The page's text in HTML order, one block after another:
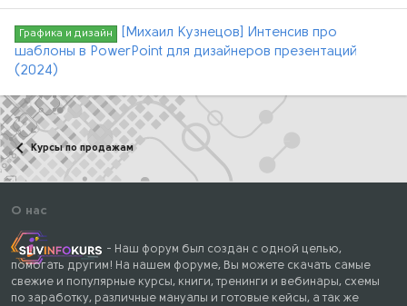
Графика и дизайн
[Михаил Кузнецов] Интенсив про
шаблоны в PowerPoint для дизайнеров презентаций
(2024)
Курсы по продажам
О нас
- Наш форум был создан с одной целью,
помогать другим! На нашем форуме, Вы можете скачать самые
свежие и популярные курсы, книги, тренинги и вебинары, схемы
по заработку, различные мануалы и готовые кейсы, а так же